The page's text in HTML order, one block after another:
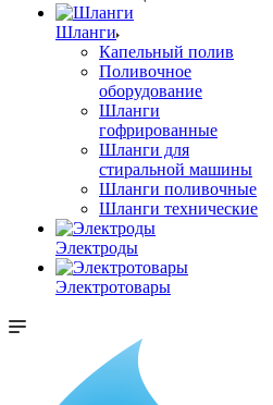
Шланги
Капельный полив
Поливочное
оборудование
Шланги
гофрированные
Шланги для
стиральной машины
Шланги поливочные
Шланги технические
Электроды
Электротовары